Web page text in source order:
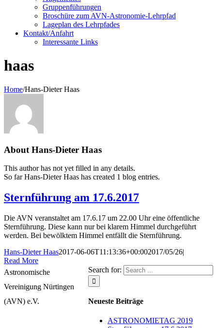
Gruppenführungen
Broschüre zum AVN-Astronomie-Lehrpfad
Lageplan des Lehrpfades
Kontakt/Anfahrt
Interessante Links
haas
Home/Hans-Dieter Haas
About Hans-Dieter Haas
This author has not yet filled in any details.
So far Hans-Dieter Haas has created 1 blog entries.
Sternführung am 17.6.2017
Die AVN veranstaltet am 17.6.17 um 22.00 Uhr eine öffentliche
Sternführung. Diese kann nur bei klarem Himmel durchgeführt
werden. Bei bewölktem Himmel entfällt die Sternführung.
Hans-Dieter Haas2017-06-06T11:13:36+00:002017/05/26|
Read More
Search for:
Neueste Beiträge
ASTRONOMIETAG 2019
Astronomische
Vereinigung Nürtingen
(AVN) e.V.